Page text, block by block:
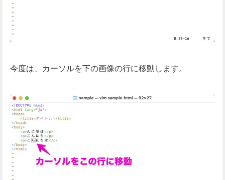
今度は、カーソルを下の画像の行に移動します。